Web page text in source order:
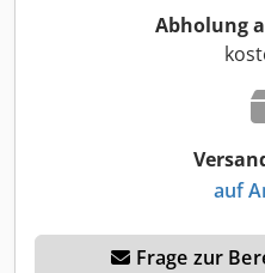
Abholung
auf
Frage zur